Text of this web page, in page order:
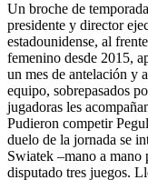
Un broche de
presidente y director
estadounidense, al
femenino desde 2015,
un mes de antelación y
equipo, sobrepasados
jugadoras les
Pudieron competir
duelo de la jornada se
Swiatek –mano a mano
disputado tres juegos.